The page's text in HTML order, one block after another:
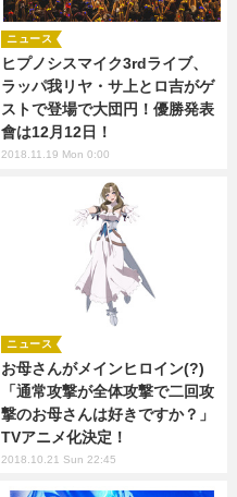
ヒプノシスマイク3rdライブ、
ラッパ我リヤ・サ上とロ吉がゲ
ストで登場で大団円！優勝発表
會は12月12日！
ニュース
2018.11.19 Mon 0:00
お母さんがメインヒロイン(?)
「通常攻撃が全体攻撃で二回攻
撃のお母さんは好きですか？」
TVアニメ化決定！
ニュース
2018.10.21 Sun 22:45